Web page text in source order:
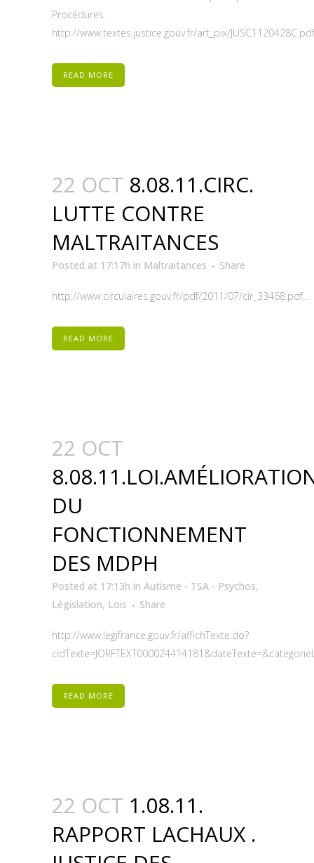
Procédures.
http://www.textes.justice.gouv.fr/art_pix/
READ MORE
22 OCT 8.08.11.CIRC.
LUTTE CONTRE
MALTRAITANCES
Posted at 17:17h in Maltraitances Share
http://www.circulaires.gouv.fr/pdf/2011/07/cir_33468.pdf...
READ MORE
22 OCT
DU
FONCTIONNEMENT
DES MDPH
Posted at 17:13h in Autisme - TSA - Psychos,
Législation, Lois Share
http://www.legifrance.gouv.fr/affichTexte.do?
READ MORE
22 OCT 1.08.11.
RAPPORT LACHAUX .